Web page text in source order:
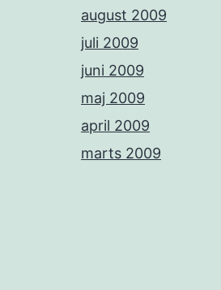
august 2009
juli 2009
juni 2009
maj 2009
april 2009
marts 2009